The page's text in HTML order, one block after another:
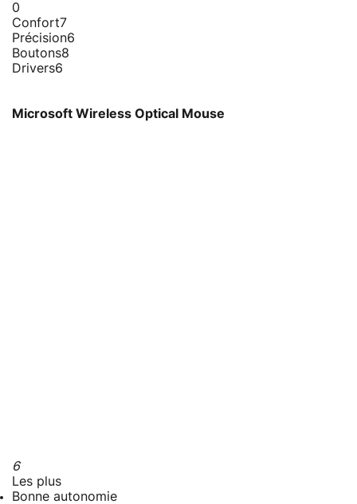
0
Confort7
Précision6
Boutons8
Drivers6
Microsoft Wireless Optical Mouse
6
Les plus
Bonne autonomie